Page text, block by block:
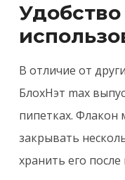
Удобство
В отличие от
БлохНэт max
пипетках.
закрывать
хранить его